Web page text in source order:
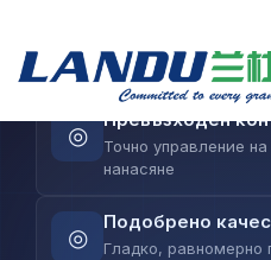
◎
Превъзходен
Точно управление
нанасяне
◎
Подобрено
Гладко, равномерно